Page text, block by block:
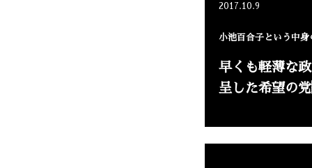
2017.10.9
小池百合子という中身
早くも軽薄な
呈した希望の